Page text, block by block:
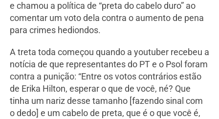
e chamou a política de “preta do cabelo duro” ao
comentar um voto dela contra o aumento de pena
para crimes hediondos.
A treta toda começou quando a youtuber recebeu a
notícia de que representantes do PT e o Psol foram
contra a punição: “Entre os votos contrários estão
de Erika Hilton, esperar o que de você, né? Que
tinha um nariz desse tamanho [fazendo sinal com
o dedo] e um cabelo de preta, que é o que você é,